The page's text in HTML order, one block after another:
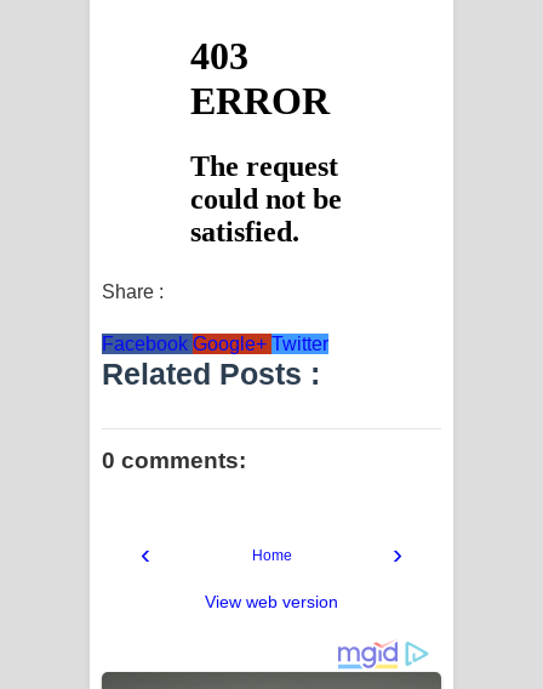
Share :
Facebook Google+ Twitter
Related Posts :
0 comments:
‹ ›
Home
View web version